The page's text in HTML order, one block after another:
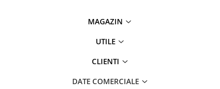
MAGAZIN
UTILE
CLIENTI
DATE COMERCIALE